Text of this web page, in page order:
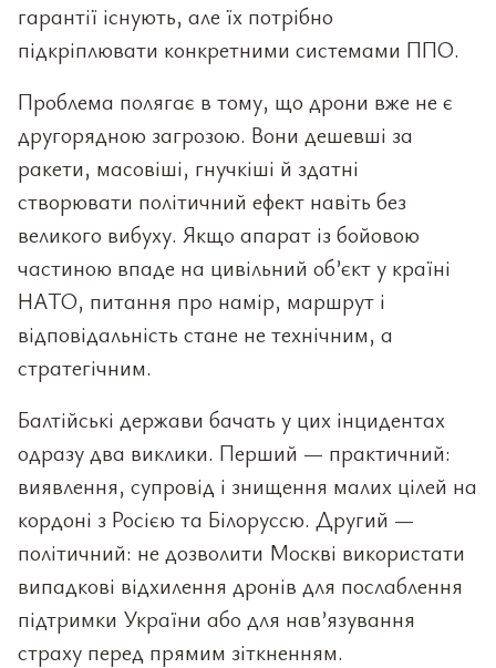
гарантії існують, але їх потрібно
підкріплювати конкретними системами ППО.
Проблема полягає в тому, що дрони вже не є
другорядною загрозою. Вони дешевші за
ракети, масовіші, гнучкіші й здатні
створювати політичний ефект навіть без
великого вибуху. Якщо апарат із бойовою
частиною впаде на цивільний об’єкт у країні
НАТО, питання про намір, маршрут і
відповідальність стане не технічним, а
стратегічним.
Балтійські держави бачать у цих інцидентах
одразу два виклики. Перший — практичний:
виявлення, супровід і знищення малих цілей на
кордоні з Росією та Білоруссю. Другий —
політичний: не дозволити Москві використати
випадкові відхилення дронів для послаблення
підтримки України або для нав’язування
страху перед прямим зіткненням.